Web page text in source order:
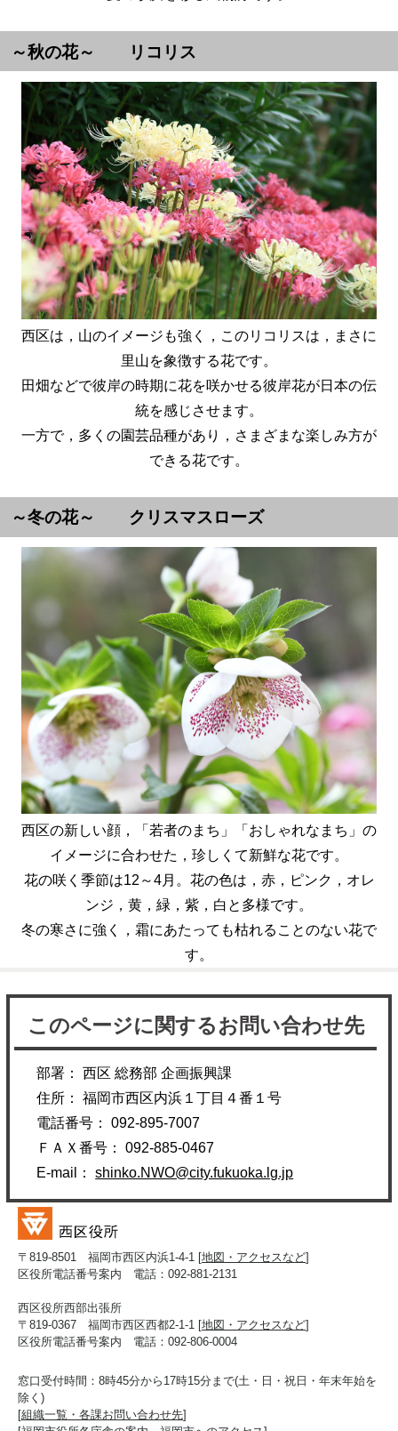
～秋の花～ リコリス
西区は，山のイメージも強く，このリコリスは，まさに
里山を象徴する花です。
田畑などで彼岸の時期に花を咲かせる彼岸花が日本の伝
統を感じさせます。
一方で，多くの園芸品種があり，さまざまな楽しみ方が
できる花です。
～冬の花～ クリスマスローズ
西区の新しい顔，「若者のまち」「おしゃれなまち」の
イメージに合わせた，珍しくて新鮮な花です。
花の咲く季節は12～4月。花の色は，赤，ピンク，オレ
ンジ，黄，緑，紫，白と多様です。
冬の寒さに強く，霜にあたっても枯れることのない花で
す。
このページに関するお問い合わせ先
部署： 西区 総務部 企画振興課
住所： 福岡市西区内浜１丁目４番１号
電話番号： 092-895-7007
ＦＡＸ番号： 092-885-0467
E-mail：shinko.NWO@city.fukuoka.lg.jp
〒819-8501 福岡市西区内浜1-4-1 [地図・アクセスなど]
区役所電話番号案内 電話：092-881-2131
西区役所西部出張所
〒819-0367 福岡市西区西都2-1-1 [地図・アクセスなど]
区役所電話番号案内 電話：092-806-0004
窓口受付時間：8時45分から17時15分まで(土・日・祝日・年末年始を
除く)
[組織一覧・各課お問い合わせ先]